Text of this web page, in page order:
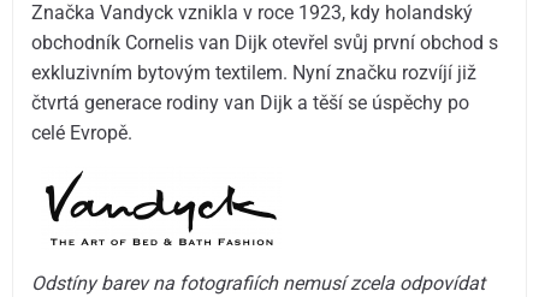
Značka Vandyck vznikla v roce 1923, kdy holandský
obchodník Cornelis van Dijk otevřel svůj první obchod s
exkluzivním bytovým textilem. Nyní značku rozvíjí již
čtvrtá generace rodiny van Dijk a těší se úspěchy po
celé Evropě.
Odstíny barev na fotografiích nemusí zcela odpovídat